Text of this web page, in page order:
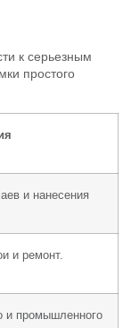
к серьезным
простого
и нанесения
и ремонт.
и промышленного